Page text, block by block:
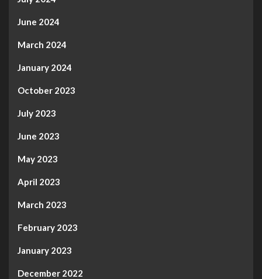
June 2024
March 2024
January 2024
October 2023
July 2023
June 2023
May 2023
April 2023
March 2023
February 2023
January 2023
December 2022